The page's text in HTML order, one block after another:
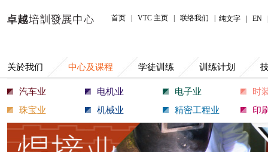
首页 VTC 主页 联络我们 纯文字 EN
关於我们 中心及课程 学徒训练 训练计划
中心及课程
汽车业 电机业 电子业
时
珠宝业
机械业 精密工程业 印